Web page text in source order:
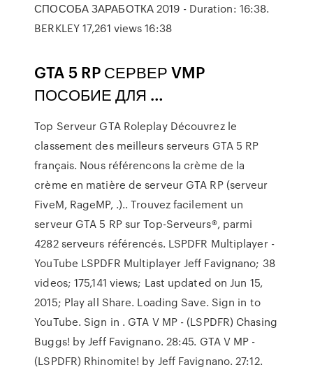
СПОСОБА ЗАРАБОТКА 2019 - Duration: 16:38.
BERKLEY 17,261 views 16:38
GTA 5 RP СЕРВЕР VMP
ПОСОБИЕ ДЛЯ …
Top Serveur GTA Roleplay Découvrez le
classement des meilleurs serveurs GTA 5 RP
français. Nous référencons la crème de la
crème en matière de serveur GTA RP (serveur
FiveM, RageMP, .).. Trouvez facilement un
serveur GTA 5 RP sur Top-Serveurs®, parmi
4282 serveurs référencés. LSPDFR Multiplayer -
YouTube LSPDFR Multiplayer Jeff Favignano; 38
videos; 175,141 views; Last updated on Jun 15,
2015; Play all Share. Loading Save. Sign in to
YouTube. Sign in . GTA V MP - (LSPDFR) Chasing
Buggs! by Jeff Favignano. 28:45. GTA V MP -
(LSPDFR) Rhinomite! by Jeff Favignano. 27:12.